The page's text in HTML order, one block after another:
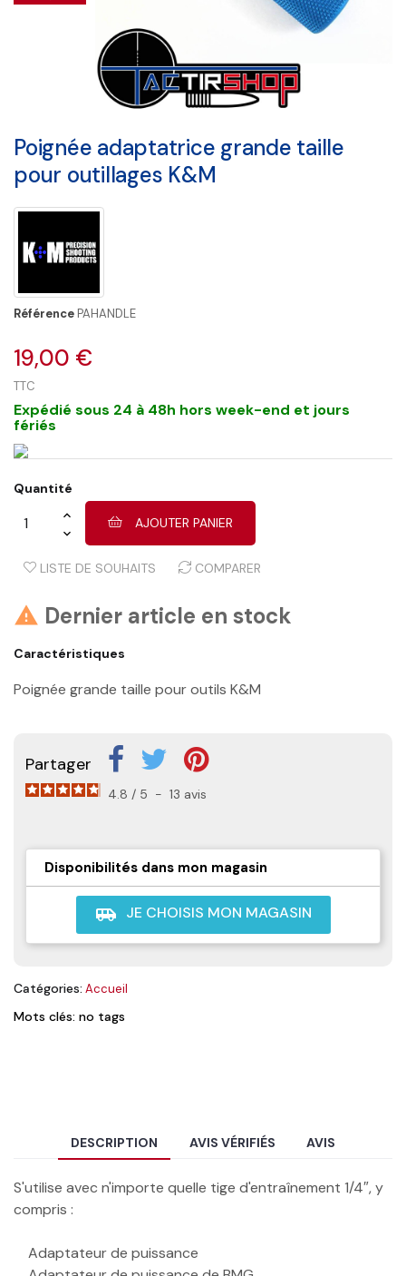
Poignée adaptatrice grande taille
pour outillages K&M
RéférencePAHANDLE
19,00 €
TTC
Expédié sous 24 à 48h hors week-end et jours
fériés
Quantité
AJOUTER PANIER
LISTE DE SOUHAITS COMPARER
 Dernier article en stock
Caractéristiques
Poignée grande taille pour outils K&M
Partager
4.8 / 5 - 13 avis
Disponibilités dans mon magasin
airport_shuttle JE CHOISIS MON MAGASIN
Catégories: Accueil
Mots clés: no tags
DESCRIPTION AVIS VÉRIFIÉS AVIS
S'utilise avec n'importe quelle tige d'entraînement 1/4″, y
compris :
Adaptateur de puissance